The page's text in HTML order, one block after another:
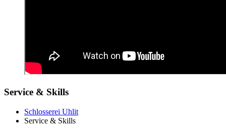
Service & Skills
Schlosserei Uhlit
Service & Skills